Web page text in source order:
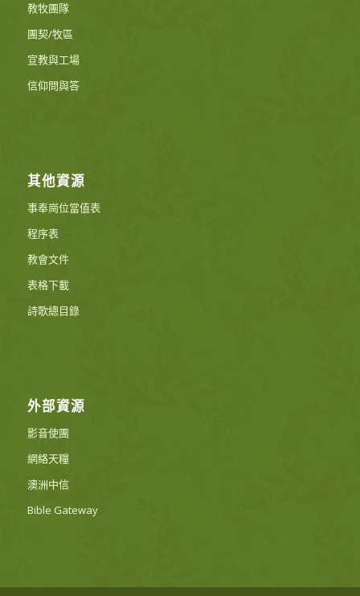
教牧團隊
團契/牧區
宣教與工場
信仰問與答
其他資源
事奉崗位當值表
程序表
教會文件
表格下載
詩歌總目錄
外部資源
影音使團
網絡天糧
澳洲中信
Bible Gateway